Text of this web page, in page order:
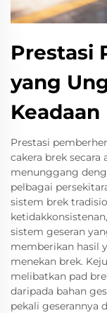
Prestasi
yang
Keadaan
Prestasi
cakera brek secara
menunggang
pelbagai
sistem brek
sistem geseran
memberikan hasil
menekan brek.
melibatkan pad
daripada bahan
pekali geserannya